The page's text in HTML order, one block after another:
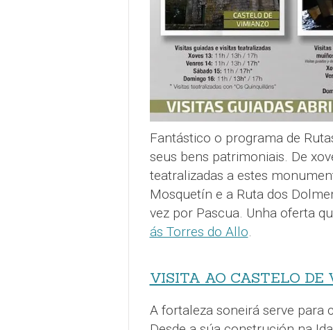
Fantástico o programa de
seus bens patrimoniais. De
teatralizadas a estes
Mosquetín e a Ruta dos
vez por Pascua. Unha oferta
ás Torres do Allo.
VISITA AO CASTELO DE
A fortaleza soneirá serve para